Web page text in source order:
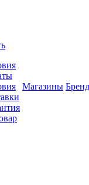
Магазины